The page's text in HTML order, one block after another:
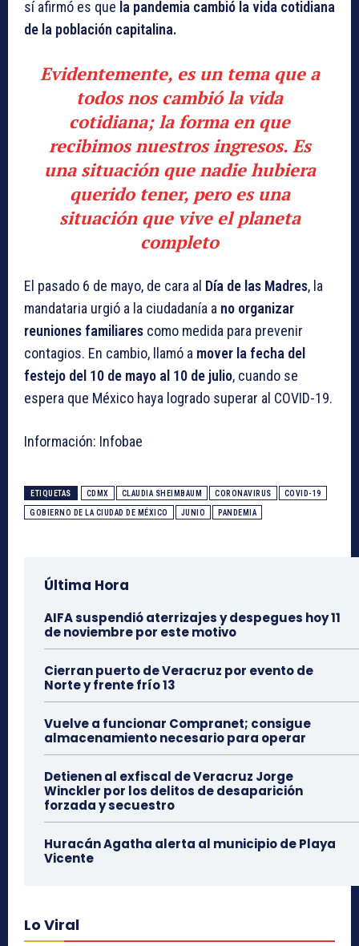
sí afirmó es que la pandemia cambió la vida cotidiana
de la población capitalina.
Evidentemente, es un tema que a
todos nos cambió la vida
cotidiana; la forma en que
recibimos nuestros ingresos. Es
una situación que nadie hubiera
querido tener, pero es una
situación que vive el planeta
completo
El pasado 6 de mayo, de cara al Día de las Madres, la
mandataria urgió a la ciudadanía a no organizar
reuniones familiares como medida para prevenir
contagios. En cambio, llamó a mover la fecha del
festejo del 10 de mayo al 10 de julio, cuando se
espera que México haya logrado superar al COVID-19.
Información: Infobae
ETIQUETAS CDMX CLAUDIA SHEIMBAUM CORONAVIRUS COVID-19
GOBIERNO DE LA CIUDAD DE MÉXICO JUNIO PANDEMIA
Última Hora
AIFA suspendió aterrizajes y despegues hoy 11
de noviembre por este motivo
Cierran puerto de Veracruz por evento de
Norte y frente frío 13
Vuelve a funcionar Compranet; consigue
almacenamiento necesario para operar
Detienen al exfiscal de Veracruz Jorge
Winckler por los delitos de desaparición
forzada y secuestro
Huracán Agatha alerta al municipio de Playa
Vicente
Lo Viral